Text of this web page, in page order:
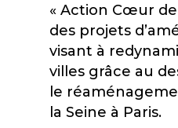
« Action Cœur
des projets
visant à
villes grâce au
le
la Seine à Paris.